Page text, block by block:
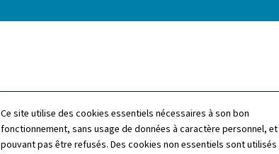
Ce site utilise des cookies essentiels nécessaires à son bon
fonctionnement, sans usage de données à caractère personnel, et
pouvant pas être refusés. Des cookies non essentiels sont utilisés